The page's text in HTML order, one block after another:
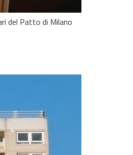
del Patto di Milano